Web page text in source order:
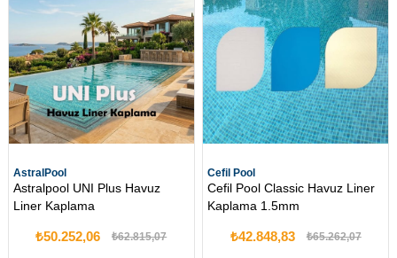
AstralPool
Astralpool UNI Plus Havuz
Liner Kaplama
₺50.252,06 ₺62.815,07
Cefil Pool
Cefil Pool Classic Havuz Liner
Kaplama 1.5mm
₺42.848,83 ₺65.262,07